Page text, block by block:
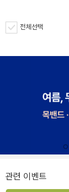
전체선택
관련 이벤트